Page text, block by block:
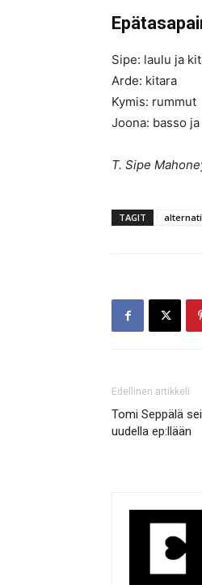
Sipe: laulu ja
Arde: kitara
Kymis: rummut
Joona: basso
T. Sipe
TAGIT
Edellinen artikkeli
Tomi Seppälä
uudella ep:llään